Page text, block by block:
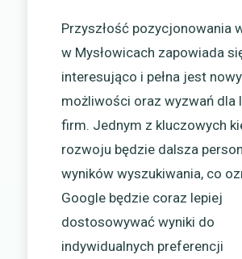
Przyszłość pozycjonowania
w Mysłowicach zapowiada
interesująco i pełna jest
możliwości oraz wyzwań dla
firm. Jednym z kluczowych
rozwoju będzie dalsza
wyników wyszukiwania, co
Google będzie coraz lepiej
dostosowywać wyniki do
indywidualnych preferencji